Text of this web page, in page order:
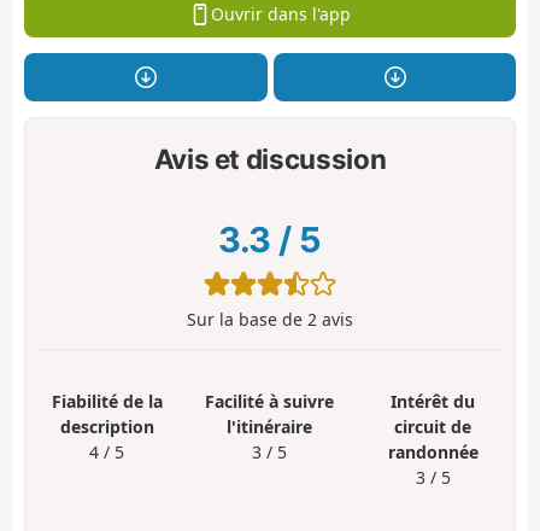
Ouvrir dans l'app
Avis et discussion
3.3 / 5
Sur la base de 2 avis
Fiabilité de la
description
4 / 5
Facilité à suivre
l'itinéraire
3 / 5
Intérêt du
circuit de
randonnée
3 / 5